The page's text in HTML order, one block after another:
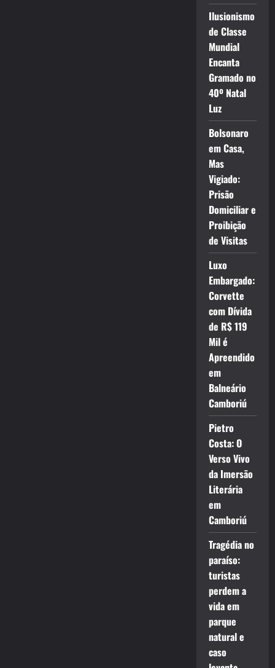
Ilusionismo
de Classe
Mundial
Encanta
Gramado no
40º Natal
Luz
Bolsonaro
em Casa,
Mas
Vigiado:
Prisão
Domiciliar e
Proibição
de Visitas
Luxo
Embargado:
Corvette
com Dívida
de R$ 119
Mil é
Apreendido
em
Balneário
Camboriú
Pietro
Costa: O
Verso Vivo
da Imersão
Literária
em
Camboriú
Tragédia no
paraíso:
turistas
perdem a
vida em
parque
natural e
caso